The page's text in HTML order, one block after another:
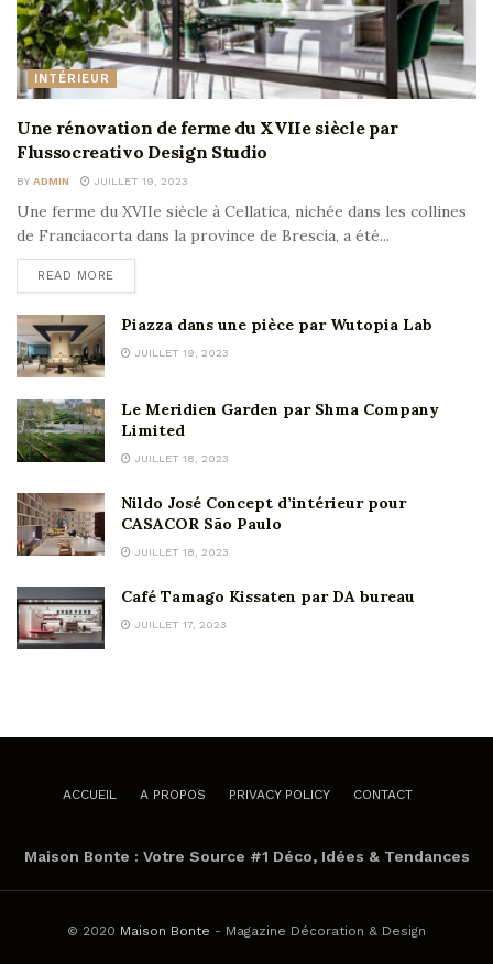
INTÉRIEUR
Une rénovation de ferme du XVIIe siècle par
Flussocreativo Design Studio
BY ADMIN JUILLET 19, 2023
Une ferme du XVIIe siècle à Cellatica, nichée dans les collines
de Franciacorta dans la province de Brescia, a été...
READ MORE
Piazza dans une pièce par Wutopia Lab
JUILLET 19, 2023
Le Meridien Garden par Shma Company
Limited
JUILLET 18, 2023
Nildo José Concept d’intérieur pour
CASACOR São Paulo
JUILLET 18, 2023
Café Tamago Kissaten par DA bureau
JUILLET 17, 2023
ACCUEIL A PROPOS PRIVACY POLICY CONTACT
Maison Bonte : Votre Source #1 Déco, Idées & Tendances
© 2020 Maison Bonte - Magazine Décoration & Design